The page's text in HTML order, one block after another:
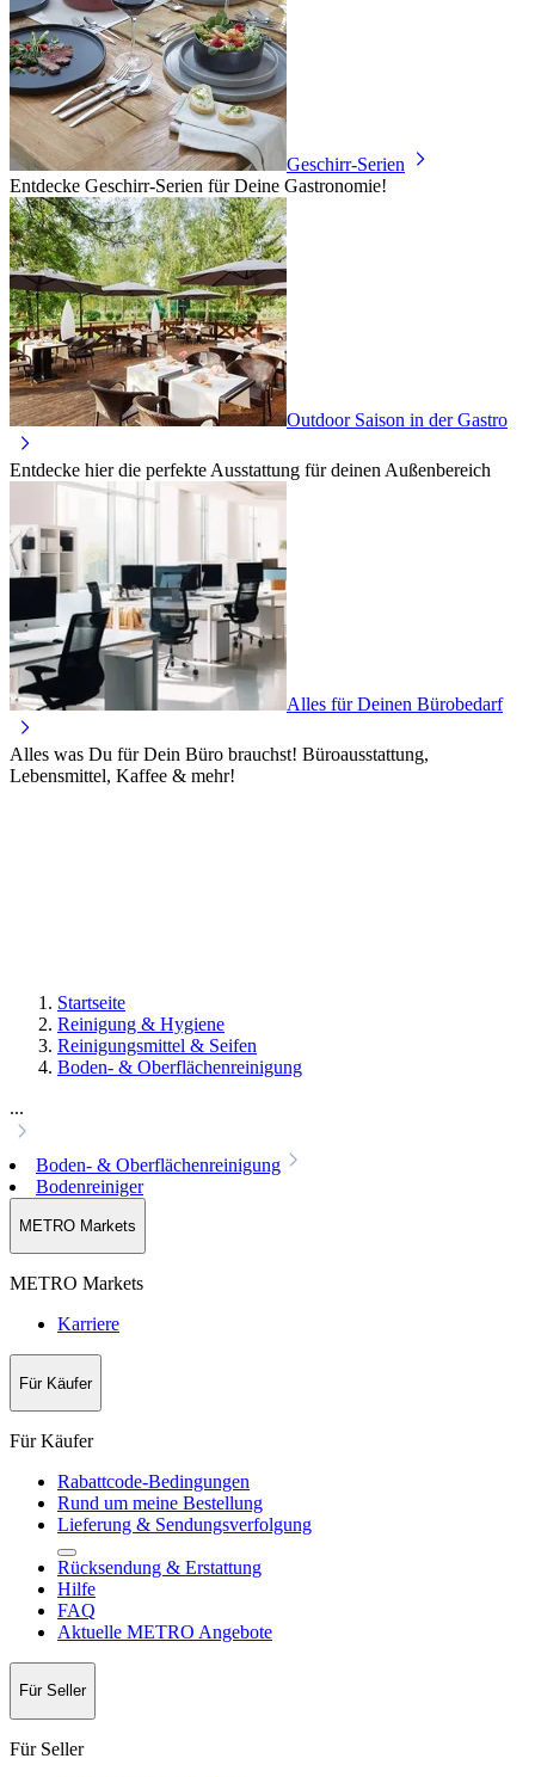
Geschirr-Serien
Entdecke Geschirr-Serien für Deine Gastronomie!
Outdoor Saison in der Gastro
Entdecke hier die perfekte Ausstattung für deinen Außenbereich
Alles für Deinen Bürobedarf
Alles was Du für Dein Büro brauchst! Büroausstattung,
Lebensmittel, Kaffee & mehr!
Startseite
Reinigung & Hygiene
Reinigungsmittel & Seifen
Boden- & Oberflächenreinigung
...
Boden- & Oberflächenreinigung
Bodenreiniger
METRO Markets
METRO Markets
Karriere
Für Käufer
Für Käufer
Rabattcode-Bedingungen
Rund um meine Bestellung
Lieferung & Sendungsverfolgung
Rücksendung & Erstattung
Hilfe
FAQ
Aktuelle METRO Angebote
Für Seller
Für Seller